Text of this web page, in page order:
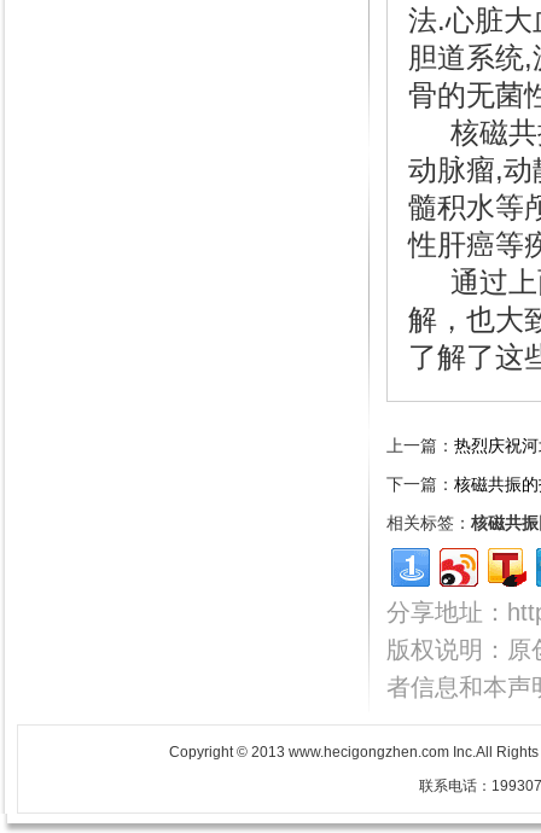
法.心脏大
胆道系统
骨的无菌
核磁共
动脉瘤,动
髓积水等
性肝癌等
通过上
解，也大
了解了这
上一篇： 热烈庆祝
下一篇： 核磁共振
相关标签： 核磁共
分享地址：
版权说明：原
者信息和本声
Copyright © 2013 www.hecigongzhen.com Inc.All
联系电话：